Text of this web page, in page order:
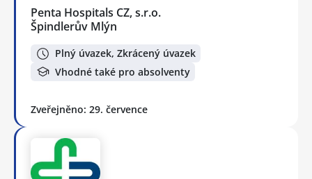
Penta Hospitals CZ, s.r.o.
Špindlerův Mlýn
Plný úvazek, Zkrácený úvazek
Vhodné také pro absolventy
Zveřejněno: 29. července